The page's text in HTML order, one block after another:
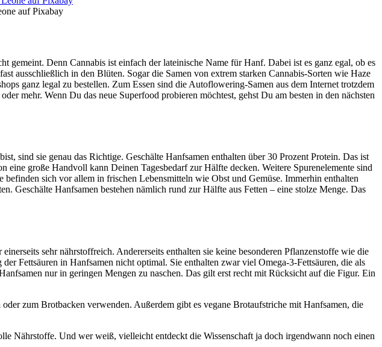
auf Pixabay
Denn Cannabis ist einfach der lateinische Name für Hanf. Dabei ist es ganz egal, ob es
ausschließlich in den Blüten. Sogar die Samen von extrem starken Cannabis-Sorten wie Haze
ganz legal zu bestellen. Zum Essen sind die Autoflowering-Samen aus dem Internet trotzdem
mehr. Wenn Du das neue Superfood probieren möchtest, gehst Du am besten in den nächsten
sind sie genau das Richtige. Geschälte Hanfsamen enthalten über 30 Prozent Protein. Das ist
große Handvoll kann Deinen Tagesbedarf zur Hälfte decken. Weitere Spurenelemente sind
sich vor allem in frischen Lebensmitteln wie Obst und Gemüse. Immerhin enthalten
Geschälte Hanfsamen bestehen nämlich rund zur Hälfte aus Fetten – eine stolze Menge. Das
sehr nährstoffreich. Andererseits enthalten sie keine besonderen Pflanzenstoffe wie die
Fettsäuren in Hanfsamen nicht optimal. Sie enthalten zwar viel Omega-3-Fettsäuren, die als
nur in geringen Mengen zu naschen. Das gilt erst recht mit Rücksicht auf die Figur. Ein
zum Brotbacken verwenden. Außerdem gibt es vegane Brotaufstriche mit Hanfsamen, die
Nährstoffe. Und wer weiß, vielleicht entdeckt die Wissenschaft ja doch irgendwann noch einen